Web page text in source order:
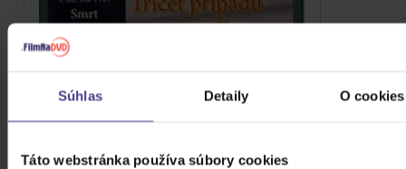
Súhlas Detaily O cookies
Táto webstránka používa súbory cookies